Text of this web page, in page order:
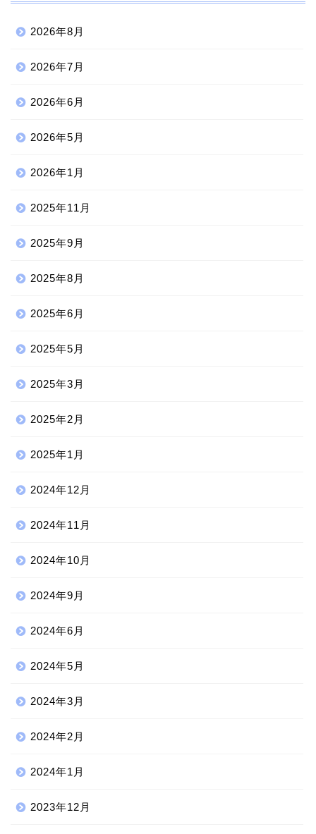
2026年8月
2026年7月
2026年6月
2026年5月
2026年1月
2025年11月
2025年9月
2025年8月
2025年6月
2025年5月
2025年3月
2025年2月
2025年1月
2024年12月
2024年11月
2024年10月
2024年9月
2024年6月
2024年5月
2024年3月
2024年2月
2024年1月
2023年12月